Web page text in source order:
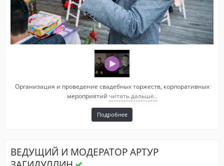
Организация и проведение свадебных торжеств, корпоративных
мероприятий читать дальше..
Подробнее
ВЕДУЩИЙ И МОДЕРАТОР АРТУР